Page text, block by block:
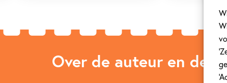
Over de auteur en de